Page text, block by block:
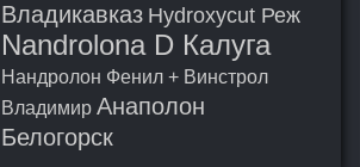
Владикавказ Hydroxycut Реж
Nandrolona D Калуга
Нандролон Фенил + Винстрол
Владимир Анаполон
Белогорск